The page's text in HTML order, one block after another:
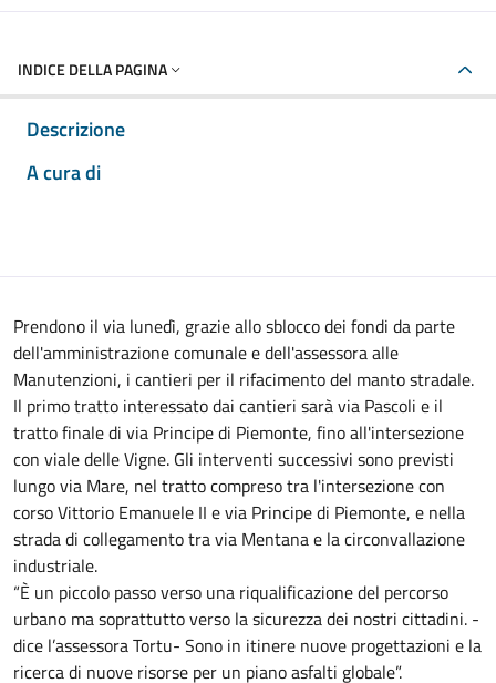
INDICE DELLA PAGINA
Descrizione
A cura di
Prendono il via lunedì, grazie allo sblocco dei fondi da parte
dell'amministrazione comunale e dell'assessora alle
Manutenzioni, i cantieri per il rifacimento del manto stradale.
Il primo tratto interessato dai cantieri sarà via Pascoli e il
tratto finale di via Principe di Piemonte, fino all'intersezione
con viale delle Vigne. Gli interventi successivi sono previsti
lungo via Mare, nel tratto compreso tra l'intersezione con
corso Vittorio Emanuele II e via Principe di Piemonte, e nella
strada di collegamento tra via Mentana e la circonvallazione
industriale.
“È un piccolo passo verso una riqualificazione del percorso
urbano ma soprattutto verso la sicurezza dei nostri cittadini. -
dice l’assessora Tortu- Sono in itinere nuove progettazioni e la
ricerca di nuove risorse per un piano asfalti globale”.